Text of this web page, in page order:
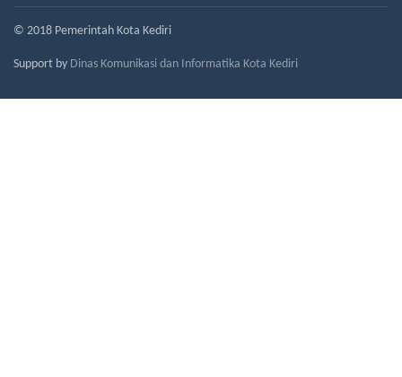
© 2018 Pemerintah Kota Kediri
Support by Dinas Komunikasi dan Informatika Kota Kediri